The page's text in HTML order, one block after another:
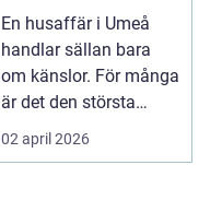
bostadsaffär
En husaffär i Umeå
handlar sällan bara
om känslor. För många
är det den största
ekonomiska affären i...
02 april 2026